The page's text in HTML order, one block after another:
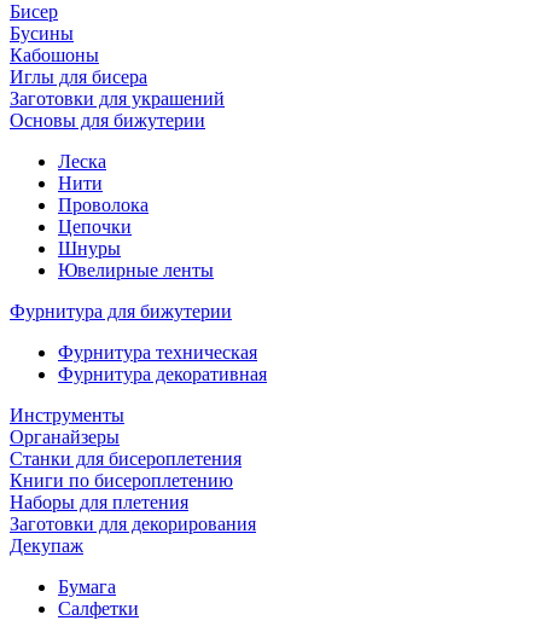
Бисер
Бусины
Кабошоны
Иглы для бисера
Заготовки для украшений
Основы для бижутерии
Леска
Нити
Проволока
Цепочки
Шнуры
Ювелирные ленты
Фурнитура для бижутерии
Фурнитура техническая
Фурнитура декоративная
Инструменты
Органайзеры
Станки для бисероплетения
Книги по бисероплетению
Наборы для плетения
Заготовки для декорирования
Декупаж
Бумага
Салфетки